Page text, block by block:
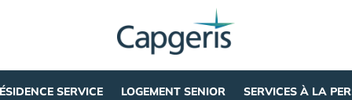
SERVICE LOGEMENT SENIOR SERVICES À LA